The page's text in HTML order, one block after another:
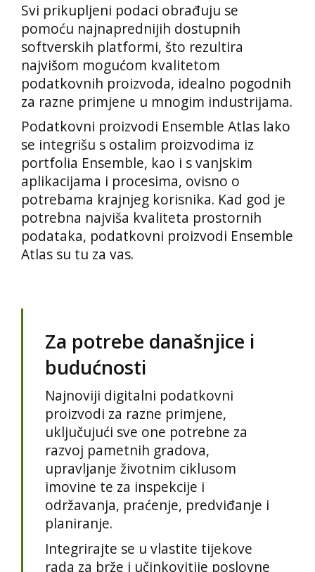
Svi prikupljeni podaci obrađuju se
pomoću najnaprednijih dostupnih
softverskih platformi, što rezultira
najvišom mogućom kvalitetom
podatkovnih proizvoda, idealno pogodnih
za razne primjene u mnogim industrijama.
Podatkovni proizvodi Ensemble Atlas lako
se integrišu s ostalim proizvodima iz
portfolia Ensemble, kao i s vanjskim
aplikacijama i procesima, ovisno o
potrebama krajnjeg korisnika. Kad god je
potrebna najviša kvaliteta prostornih
podataka, podatkovni proizvodi Ensemble
Atlas su tu za vas.
Za potrebe današnjice i
budućnosti
Najnoviji digitalni podatkovni
proizvodi za razne primjene,
uključujući sve one potrebne za
razvoj pametnih gradova,
upravljanje životnim ciklusom
imovine te za inspekcije i
održavanja, praćenje, predviđanje i
planiranje.
Integrirajte se u vlastite tijekove
rada za brže i učinkovitije poslovne